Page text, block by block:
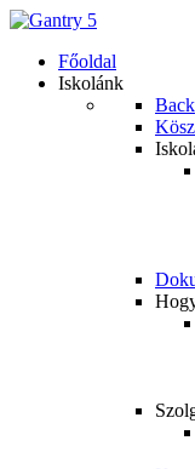
Főoldal
Iskolánk
Back